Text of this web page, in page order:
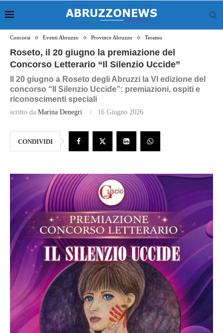
Concorsi Eventi Abruzzo Province Abruzzo Teramo
Roseto, il 20 giugno la premiazione del
Concorso Letterario “Il Silenzio Uccide”
Il 20 giugno a Roseto degli Abruzzi la VI edizione del
concorso “Il Silenzio Uccide”: premiazioni, ospiti e
riconoscimenti speciali
scritto da Marina Denegri 16 Giugno 2026
CONDIVIDI